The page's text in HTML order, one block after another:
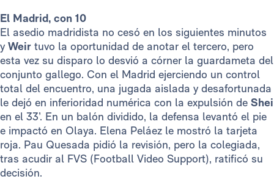
El Madrid, con 10
El asedio madridista no cesó en los siguientes minutos
yWeir tuvo la oportunidad de anotar el tercero, pero
esta vez su disparo lo desvió a córner la guardameta del
conjunto gallego. Con el Madrid ejerciendo un control
total del encuentro, una jugada aislada y desafortunada
le dejó en inferioridad numérica con la expulsión de Shei
en el 33’. En un balón dividido, la defensa levantó el pie
e impactó en Olaya. Elena Peláez le mostró la tarjeta
roja. Pau Quesada pidió la revisión, pero la colegiada,
tras acudir al FVS (Football Video Support), ratificó su
decisión.